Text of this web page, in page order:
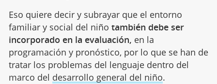
Eso quiere decir y subrayar que el entorno
familiar y social del niño también debe ser
incorporado en la evaluación, en la
programación y pronóstico, por lo que se han de
tratar los problemas del lenguaje dentro del
marco del desarrollo general del niño.